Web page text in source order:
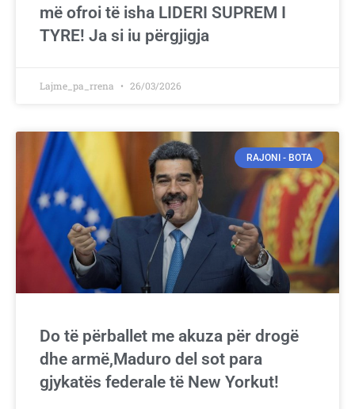
më ofroi të isha LIDERI SUPREM I
TYRE! Ja si iu përgjigja
Lajme_pa_rrena 26/03/2026
RAJONI - BOTA
Do të përballet me akuza për drogë
dhe armë,Maduro del sot para
gjykatës federale të New Yorkut!